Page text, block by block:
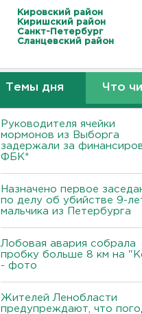
Кировский район
Киришский район
Санкт-Петербург
Сланцевский район
Темы дня Что
Руководителя ячейки
мормонов из Выборга
задержали за
ФБК*
Назначено первое
по делу об убийстве 9-
мальчика из Петербурга
Лобовая авария собрала
пробку больше 8 км на
- фото
Жителей Ленобласти
предупреждают, что